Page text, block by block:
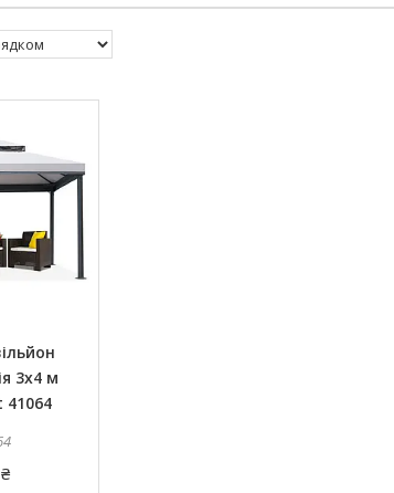
3x4 м
41064